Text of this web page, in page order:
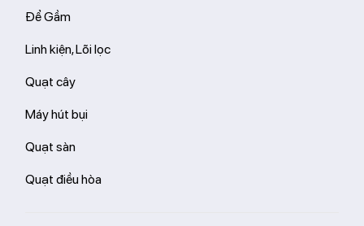
Để Gầm
Linh kiện, Lõi lọc
Quạt cây
Máy hút bụi
Quạt sàn
Quạt điều hòa